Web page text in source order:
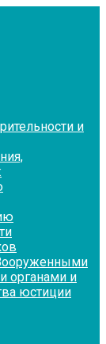
и
органами и
юстиции